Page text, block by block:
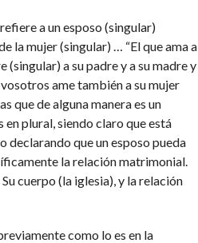
a un esposo (singular)
la mujer (singular) … “El que ama a
(singular) a su padre y a su madre y
vosotros ame también a su mujer
que de alguna manera es un
en plural, siendo claro que está
declarando que un esposo pueda
la relación matrimonial.
cuerpo (la iglesia), y la relación
como lo es en la